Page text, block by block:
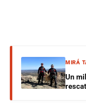
MIRÁ
Un